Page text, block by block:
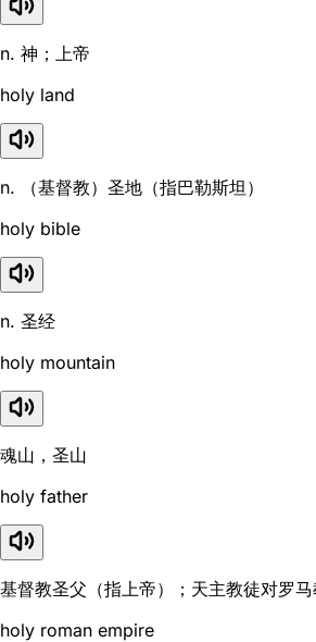
n. 神；上帝
holy land
n. （基督教）圣地（指巴勒斯坦）
holy bible
n. 圣经
holy mountain
魂山，圣山
holy father
基督教圣父（指上帝）；天主教徒对罗
holy roman empire